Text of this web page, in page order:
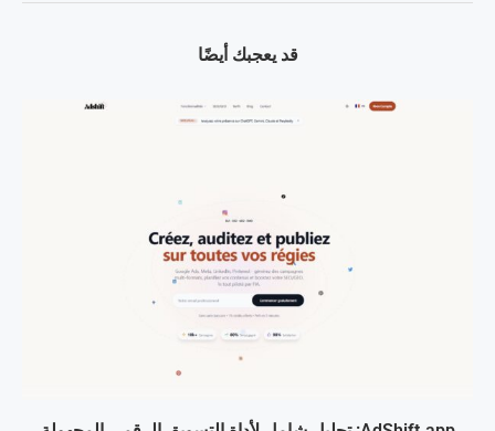
قد يعجبك أيضًا